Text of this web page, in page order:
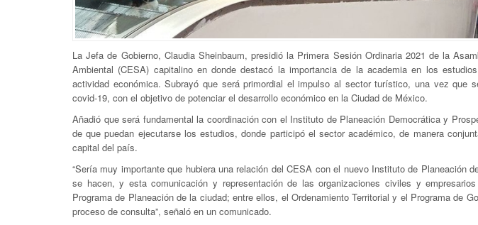
La Jefa de Gobierno, Claudia Sheinbaum, presidió la Primera Sesión Ordinaria 2021 de la
Ambiental (CESA) capitalino en donde destacó la importancia de la academia en los
actividad económica. Subrayó que será primordial el impulso al sector turístico, una vez que
covid-19, con el objetivo de potenciar el desarrollo económico en la Ciudad de México.
Añadió que será fundamental la coordinación con el Instituto de Planeación Democrática y
de que puedan ejecutarse los estudios, donde participó el sector académico, de manera
capital del país.
“Sería muy importante que hubiera una relación del CESA con el nuevo Instituto de Planeación
se hacen, y esta comunicación y representación de las organizaciones civiles y
Programa de Planeación de la ciudad; entre ellos, el Ordenamiento Territorial y el Programa de
proceso de consulta”, señaló en un comunicado.